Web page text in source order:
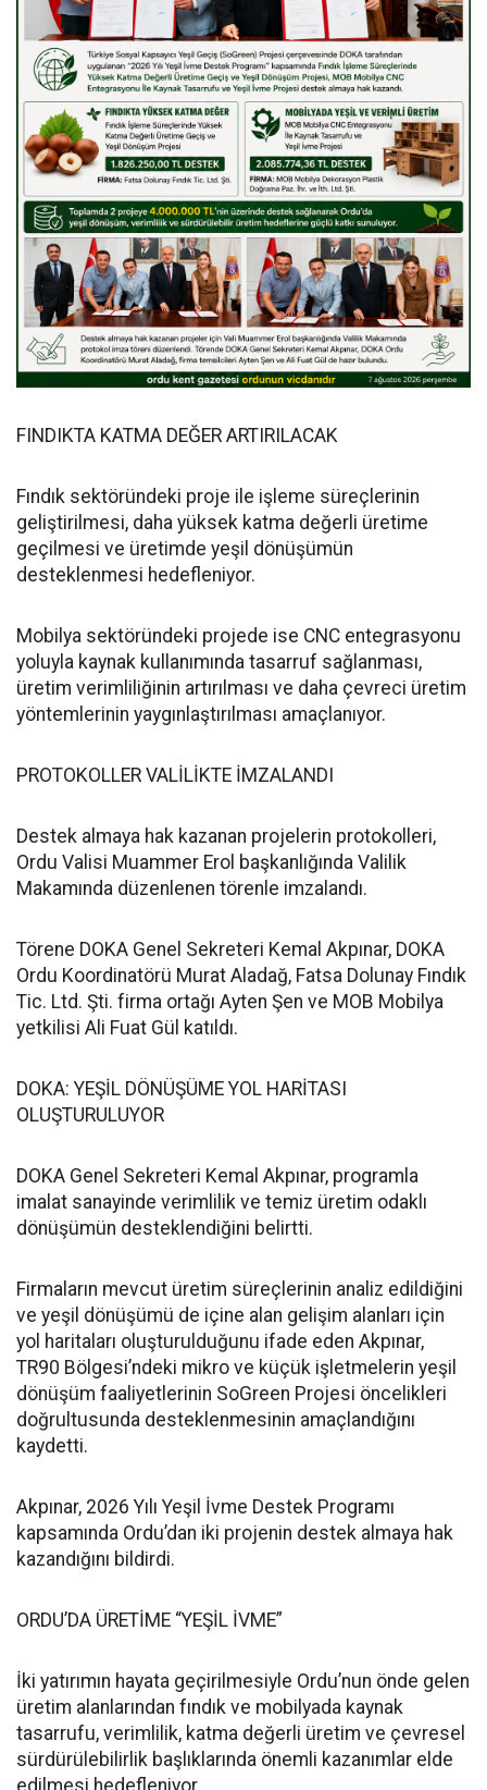
FINDIKTA KATMA DEĞER ARTIRILACAK
Fındık sektöründeki proje ile işleme süreçlerinin
geliştirilmesi, daha yüksek katma değerli üretime
geçilmesi ve üretimde yeşil dönüşümün
desteklenmesi hedefleniyor.
Mobilya sektöründeki projede ise CNC entegrasyonu
yoluyla kaynak kullanımında tasarruf sağlanması,
üretim verimliliğinin artırılması ve daha çevreci üretim
yöntemlerinin yaygınlaştırılması amaçlanıyor.
PROTOKOLLER VALİLİKTE İMZALANDI
Destek almaya hak kazanan projelerin protokolleri,
Ordu Valisi Muammer Erol başkanlığında Valilik
Makamında düzenlenen törenle imzalandı.
Törene DOKA Genel Sekreteri Kemal Akpınar, DOKA
Ordu Koordinatörü Murat Aladağ, Fatsa Dolunay Fındık
Tic. Ltd. Şti. firma ortağı Ayten Şen ve MOB Mobilya
yetkilisi Ali Fuat Gül katıldı.
DOKA: YEŞİL DÖNÜŞÜME YOL HARİTASI
OLUŞTURULUYOR
DOKA Genel Sekreteri Kemal Akpınar, programla
imalat sanayinde verimlilik ve temiz üretim odaklı
dönüşümün desteklendiğini belirtti.
Firmaların mevcut üretim süreçlerinin analiz edildiğini
ve yeşil dönüşümü de içine alan gelişim alanları için
yol haritaları oluşturulduğunu ifade eden Akpınar,
TR90 Bölgesi’ndeki mikro ve küçük işletmelerin yeşil
dönüşüm faaliyetlerinin SoGreen Projesi öncelikleri
doğrultusunda desteklenmesinin amaçlandığını
kaydetti.
Akpınar, 2026 Yılı Yeşil İvme Destek Programı
kapsamında Ordu’dan iki projenin destek almaya hak
kazandığını bildirdi.
ORDU’DA ÜRETİME “YEŞİL İVME”
İki yatırımın hayata geçirilmesiyle Ordu’nun önde gelen
üretim alanlarından fındık ve mobilyada kaynak
tasarrufu, verimlilik, katma değerli üretim ve çevresel
sürdürülebilirlik başlıklarında önemli kazanımlar elde
edilmesi hedefleniyor.